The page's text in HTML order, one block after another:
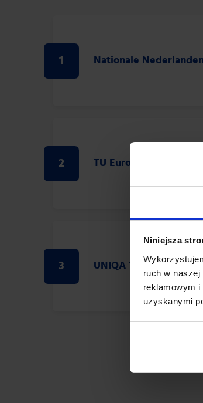
Niniejsza
ruch w
reklamowym
uzyskanymi
1 Nationale
2 TU Europa
3 UNIQA TU